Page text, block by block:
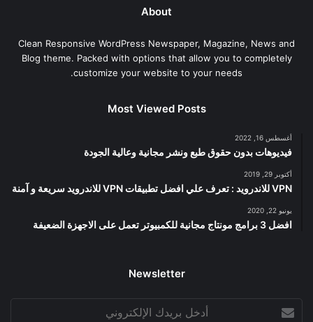
About
Clean Responsive WordPress Newspaper, Magazine, News and
Blog theme. Packed with options that allow you to completely
customize your website to your needs.
Most Viewed Posts
أغسطس 16, 2022
فيديوهات بدون حقوق طبع ونشر مجانية وعالية الجودة
أكتوبر 29, 2019
VPN للاندرويد : تعرف علي افضل تطبيقات VPN للاندرويد سريعة و آمنة
يونيو 22, 2020
افضل 3 برامج مونتاج مجانية للكمبيوتر تعمل على الاجهزة الضعيفة
Newsletter
بريدك